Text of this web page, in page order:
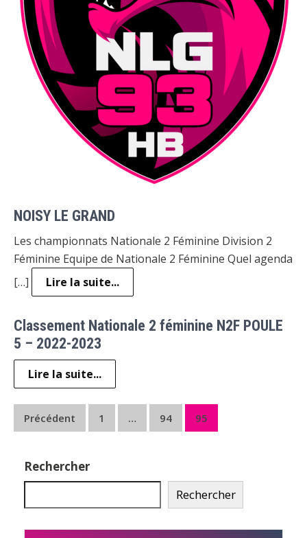
NOISY LE GRAND
Les championnats Nationale 2 Féminine Division 2
Féminine Equipe de Nationale 2 Féminine Quel agenda
[…]
Lire la suite...
Classement Nationale 2 féminine N2F POULE
5 – 2022-2023
Lire la suite...
Pagination
publications
Précédent 1 … 94 95
Rechercher
Rechercher